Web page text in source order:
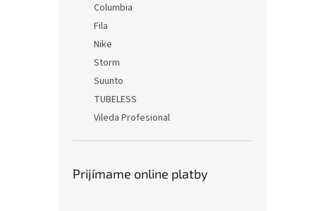
Columbia
Fila
Nike
Storm
Suunto
TUBELESS
Vileda Profesional
Prijímame online platby